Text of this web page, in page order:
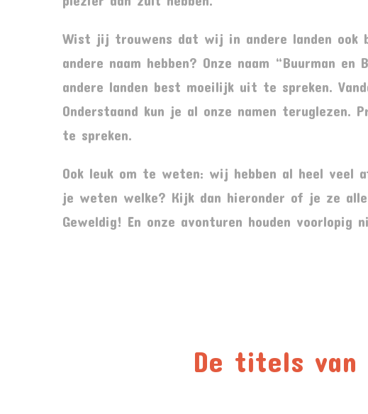
Wist jij trouwens dat wij in andere landen ook
andere naam hebben? Onze naam “Buurman en
andere landen best moeilijk uit te spreken.
Onderstaand kun je al onze namen teruglezen.
te spreken.
Ook leuk om te weten: wij hebben al heel veel
je weten welke? Kijk dan hieronder of je ze
Geweldig! En onze avonturen houden voorlopig
De titels van